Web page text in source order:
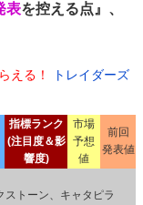
表を控える点』、
える！
トレイダーズ
指標ランク
(注目度＆影
響度)
市場
予想
値
前回
発表値
トーン、キャタピラ